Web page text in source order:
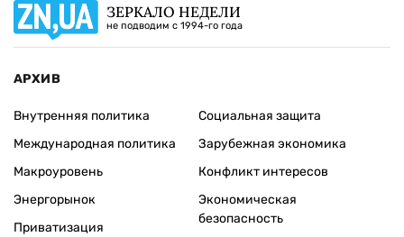
ЗЕРКАЛО НЕДЕЛИ
не подводим с 1994-го года
АРХИВ
Внутренняя политика
Международная политика
Макроуровень
Энергорынок
Приватизация
Социальная защита
Зарубежная экономика
Конфликт интересов
Экономическая
безопасность